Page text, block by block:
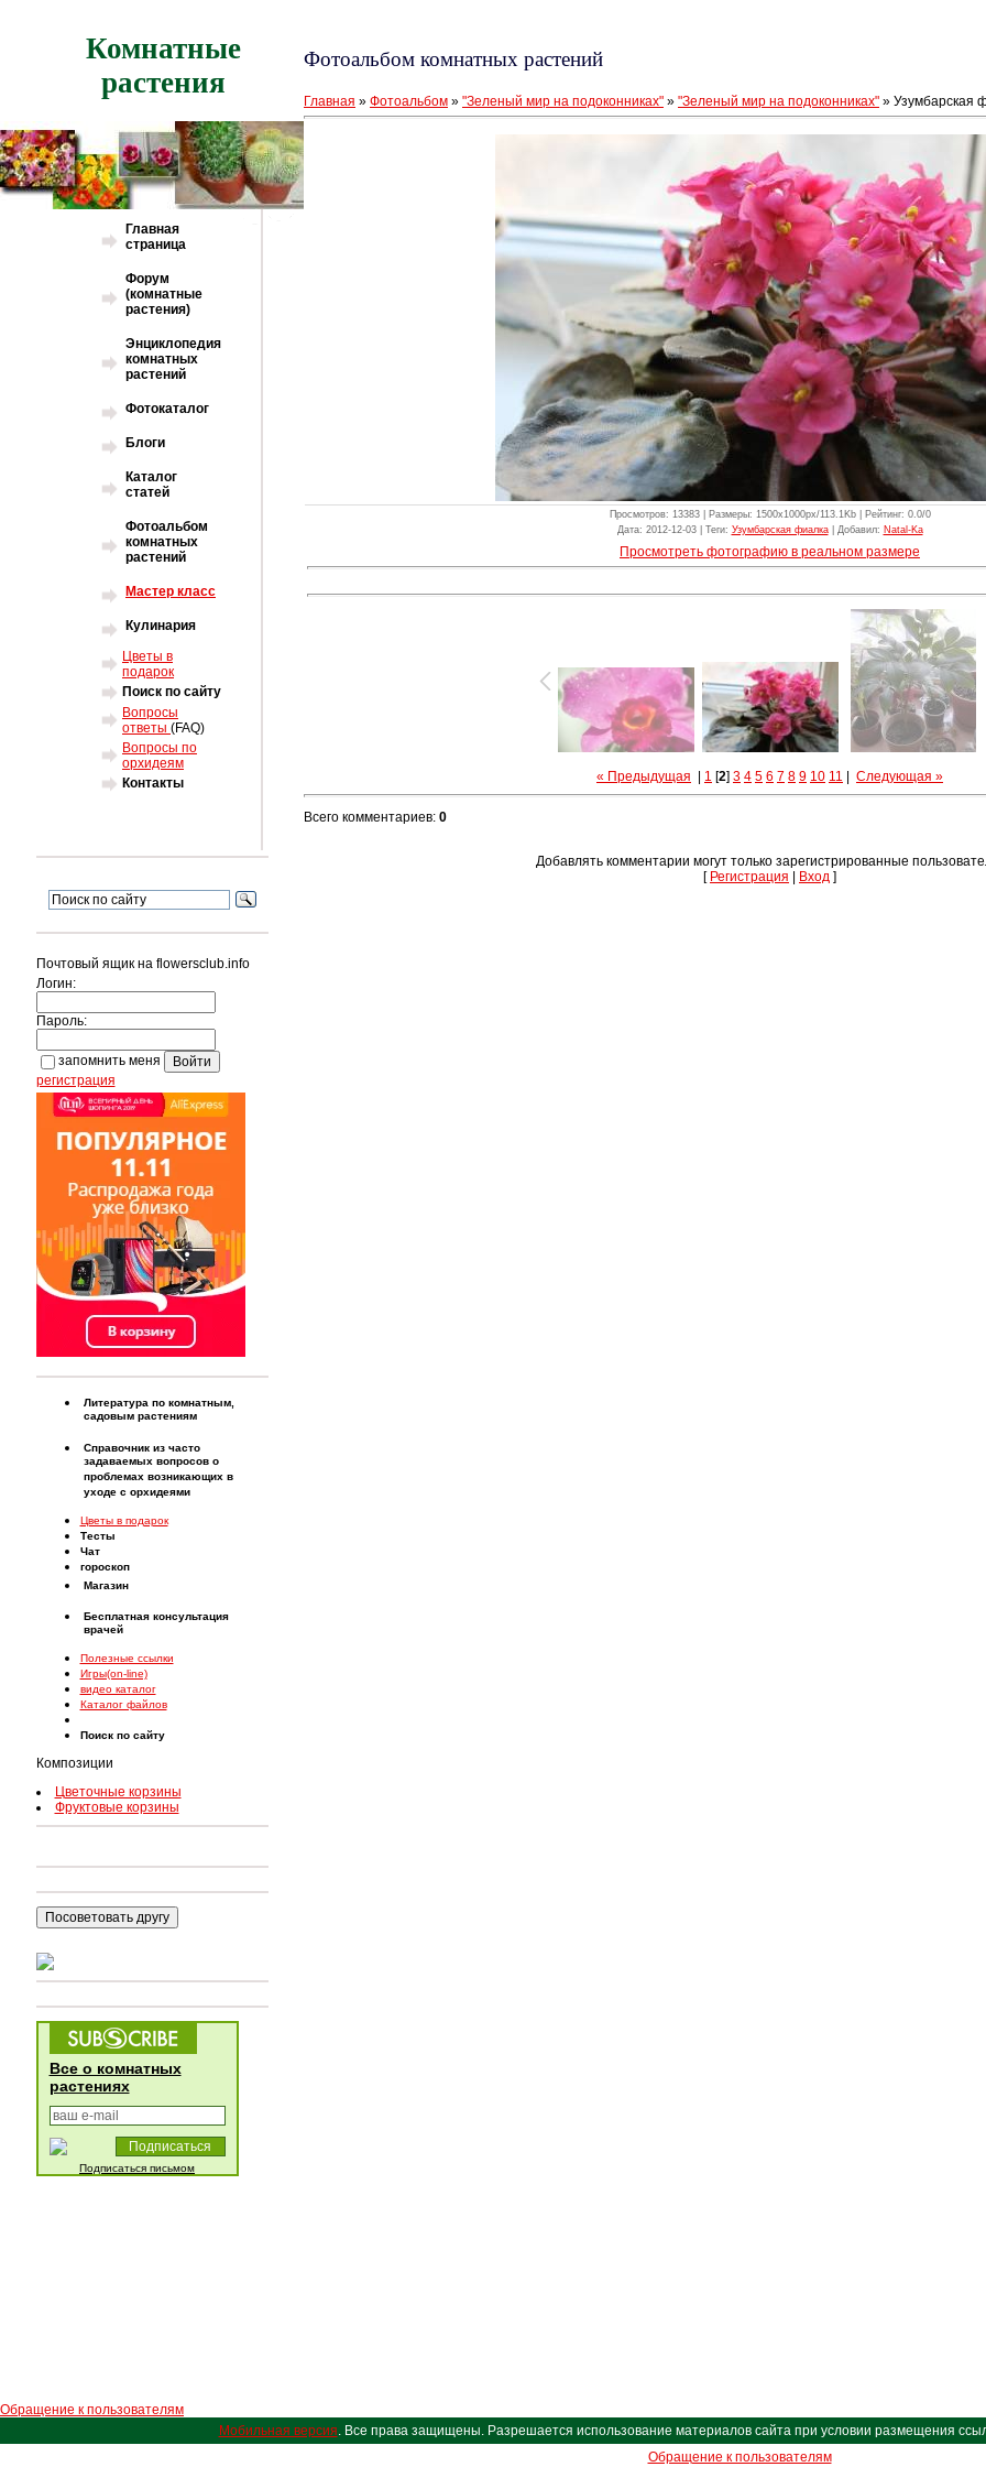
Комнатные
растения
Главная
страница
Форум
(комнатные
растения)
Энциклопедия
комнатных
растений
Фотокаталог
Блоги
Каталог
статей
Фотоальбом
комнатных
растений
Мастер класс
Кулинария
Цветы в
подарок
Поиск по сайту
Вопросы
ответы (FAQ)
Вопросы по
орхидеям
Контакты
Почтовый ящик на flowersclub.info
Логин:
Пароль:
запомнить меня
регистрация
Литература по комнатным,
садовым растениям
Справочник из часто
задаваемых вопросов о
проблемах возникающих в
уходе с орхидеями
Цветы в подарок
Тесты
Чат
гороскоп
Магазин
Бесплатная консультация
врачей
Полезные ссылки
Игры(on-line)
видео каталог
Каталог файлов
Поиск по сайту
Композиции
Цветочные корзины
Фруктовые корзины
Все о комнатных
растениях
Подписаться письмом
Фотоальбом комнатных растений
Главная » Фотоальбом » "Зеленый мир на подоконниках" » "Зеленый мир на подоконниках" » Узумбарская
Просмотров: 13383 | Размеры: 1500x1000px/113.1Kb | Рейтинг: 0.0/0
Дата: 2012-12-03 | Теги: Узумбарская фиалка| Добавил: Natal-Ka
Просмотреть фотографию в реальном размере
« Предыдущая 1 [2] 3 4 5 6 7 8 9 10 11 Следующая »
Всего комментариев: 0
Добавлять комментарии могут только зарегистрированные
[ Регистрация Вход ]
Обращение к пользователям
Мобильная версия. Все права защищены. Разрешается использование материалов сайта при условии размещения
Обращение к пользователям